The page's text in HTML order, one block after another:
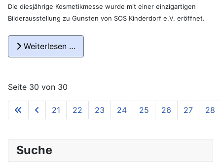
Die diesjährige Kosmetikmesse wurde mit einer einzigartigen
Bilderausstellung zu Gunsten von SOS Kinderdorf e.V. eröffnet.
Weiterlesen …
Seite 30 von 30
21 22 23 24 25 26 27 28
Suche